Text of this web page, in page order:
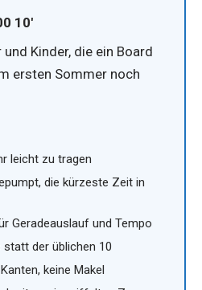
10'
Kinder, die ein Board
ersten Sommer noch
leicht zu tragen
die kürzeste Zeit in
Geradeauslauf und Tempo
der üblichen 10
keine Makel